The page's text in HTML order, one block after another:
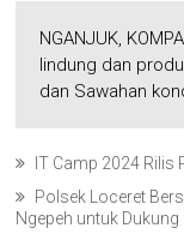
NGANJUK,
lindung dan
dan Sawahan
IT Camp 2024 Rilis
Polsek Loceret
Ngepeh untuk